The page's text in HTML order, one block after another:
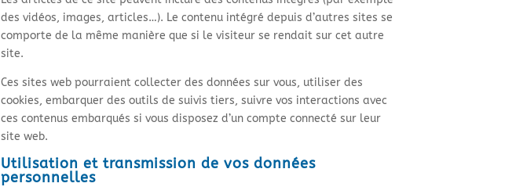
des vidéos, images, articles…). Le contenu intégré depuis d’autres sites se
comporte de la même manière que si le visiteur se rendait sur cet autre
site.
Ces sites web pourraient collecter des données sur vous, utiliser des
cookies, embarquer des outils de suivis tiers, suivre vos interactions avec
ces contenus embarqués si vous disposez d’un compte connecté sur leur
site web.
Utilisation et transmission de vos données
personnelles